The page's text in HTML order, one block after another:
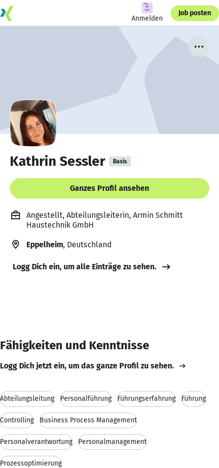
Anmelden
Job posten
Kathrin Sessler Basis
Ganzes Profil ansehen
Angestellt, Abteilungsleiterin, Armin Schmitt
Haustechnik GmbH
Eppelheim, Deutschland
Logg Dich ein, um alle Einträge zu sehen.
Fähigkeiten und Kenntnisse
Logg Dich jetzt ein, um das ganze Profil zu sehen.
Abteilungsleitung Personalführung Führungserfahrung Führung
Controlling Business Process Management
Personalverantwortung Personalmanagement
Prozessoptimierung